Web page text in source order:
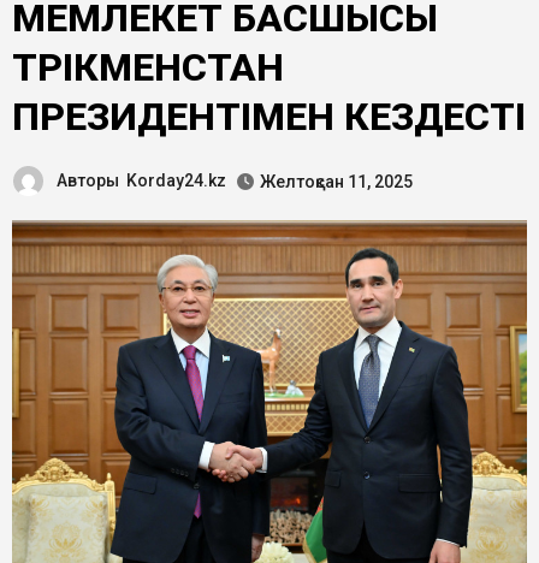
МЕМЛЕКЕТ БАСШЫСЫ
ТҮРІКМЕНСТАН
ПРЕЗИДЕНТІМЕН КЕЗДЕСТІ
Авторы Korday24.kz Желтоқсан 11, 2025